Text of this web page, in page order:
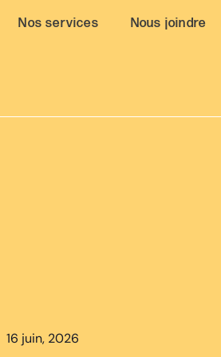
Nos services Nous joindre
16 juin, 2026